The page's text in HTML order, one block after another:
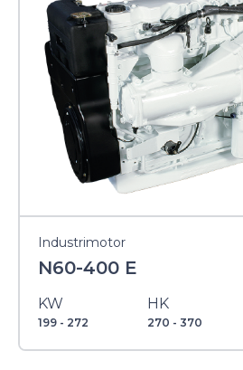
Industrimotor
N60-400 E
KW
199 - 272
HK
270 - 370